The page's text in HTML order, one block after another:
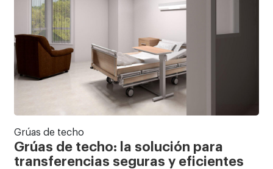
Grúas de techo
Grúas de techo: la solución para
transferencias seguras y eficientes